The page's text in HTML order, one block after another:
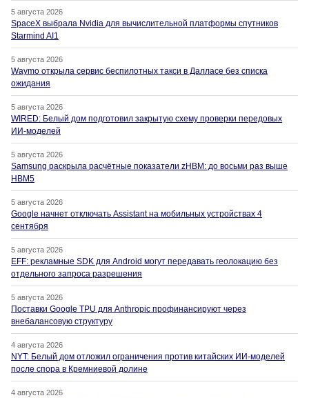
5 августа 2026
SpaceX выбрала Nvidia для вычислительной платформы спутников
Starmind AI1
5 августа 2026
Waymo открыла сервис беспилотных такси в Далласе без списка
ожидания
5 августа 2026
WIRED: Белый дом подготовил закрытую схему проверки передовых
ИИ-моделей
5 августа 2026
Samsung раскрыла расчётные показатели zHBM: до восьми раз выше
HBM5
5 августа 2026
Google начнет отключать Assistant на мобильных устройствах 4
сентября
5 августа 2026
EFF: рекламные SDK для Android могут передавать геолокацию без
отдельного запроса разрешения
5 августа 2026
Поставки Google TPU для Anthropic профинансируют через
внебалансовую структуру
4 августа 2026
NYT: Белый дом отложил ограничения против китайских ИИ-моделей
после спора в Кремниевой долине
4 августа 2026